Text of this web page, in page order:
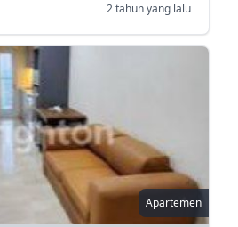
2 tahun yang lalu
Apartemen